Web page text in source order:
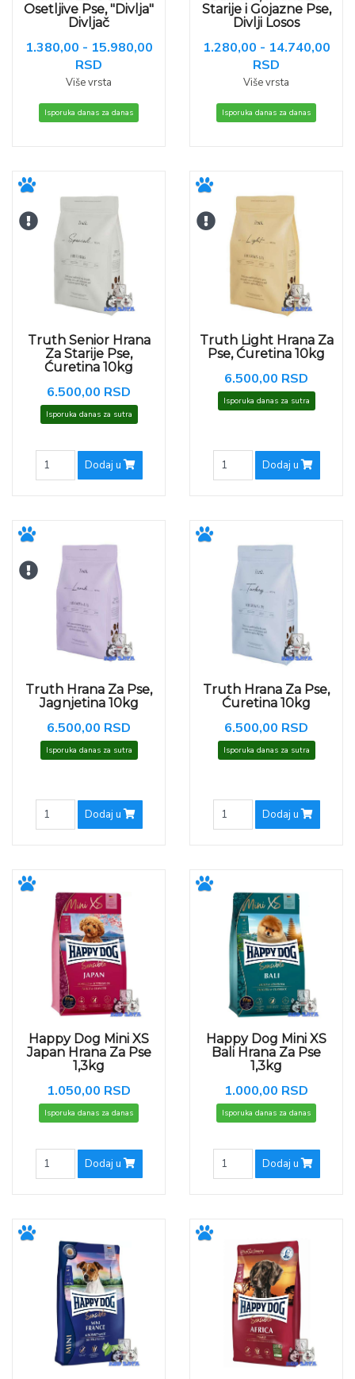
Osetljive Pse, "Divlja"
Divljač
1.380,00 - 15.980,00
RSD
Više vrsta
Isporuka danas za danas
Starije i Gojazne Pse,
Divlji Losos
1.280,00 - 14.740,00
RSD
Više vrsta
Isporuka danas za danas
Truth Senior Hrana
Za Starije Pse,
Ćuretina 10kg
6.500,00 RSD
Isporuka danas za sutra
Dodaj u
Truth Light Hrana Za
Pse, Ćuretina 10kg
6.500,00 RSD
Isporuka danas za sutra
Dodaj u
Truth Hrana Za Pse,
Jagnjetina 10kg
6.500,00 RSD
Isporuka danas za sutra
Dodaj u
Truth Hrana Za Pse,
Ćuretina 10kg
6.500,00 RSD
Isporuka danas za sutra
Dodaj u
Happy Dog Mini XS
Japan Hrana Za Pse
1,3kg
1.050,00 RSD
Isporuka danas za danas
Dodaj u
Happy Dog Mini XS
Bali Hrana Za Pse
1,3kg
1.000,00 RSD
Isporuka danas za danas
Dodaj u